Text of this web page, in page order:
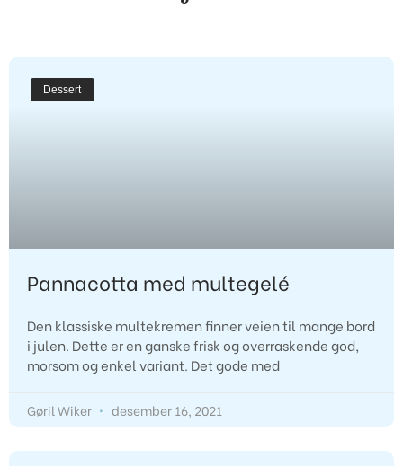
Dessert
Pannacotta med multegelé
Den klassiske multekremen finner veien til mange bord
i julen. Dette er en ganske frisk og overraskende god,
morsom og enkel variant. Det gode med
Gøril Wiker desember 16, 2021